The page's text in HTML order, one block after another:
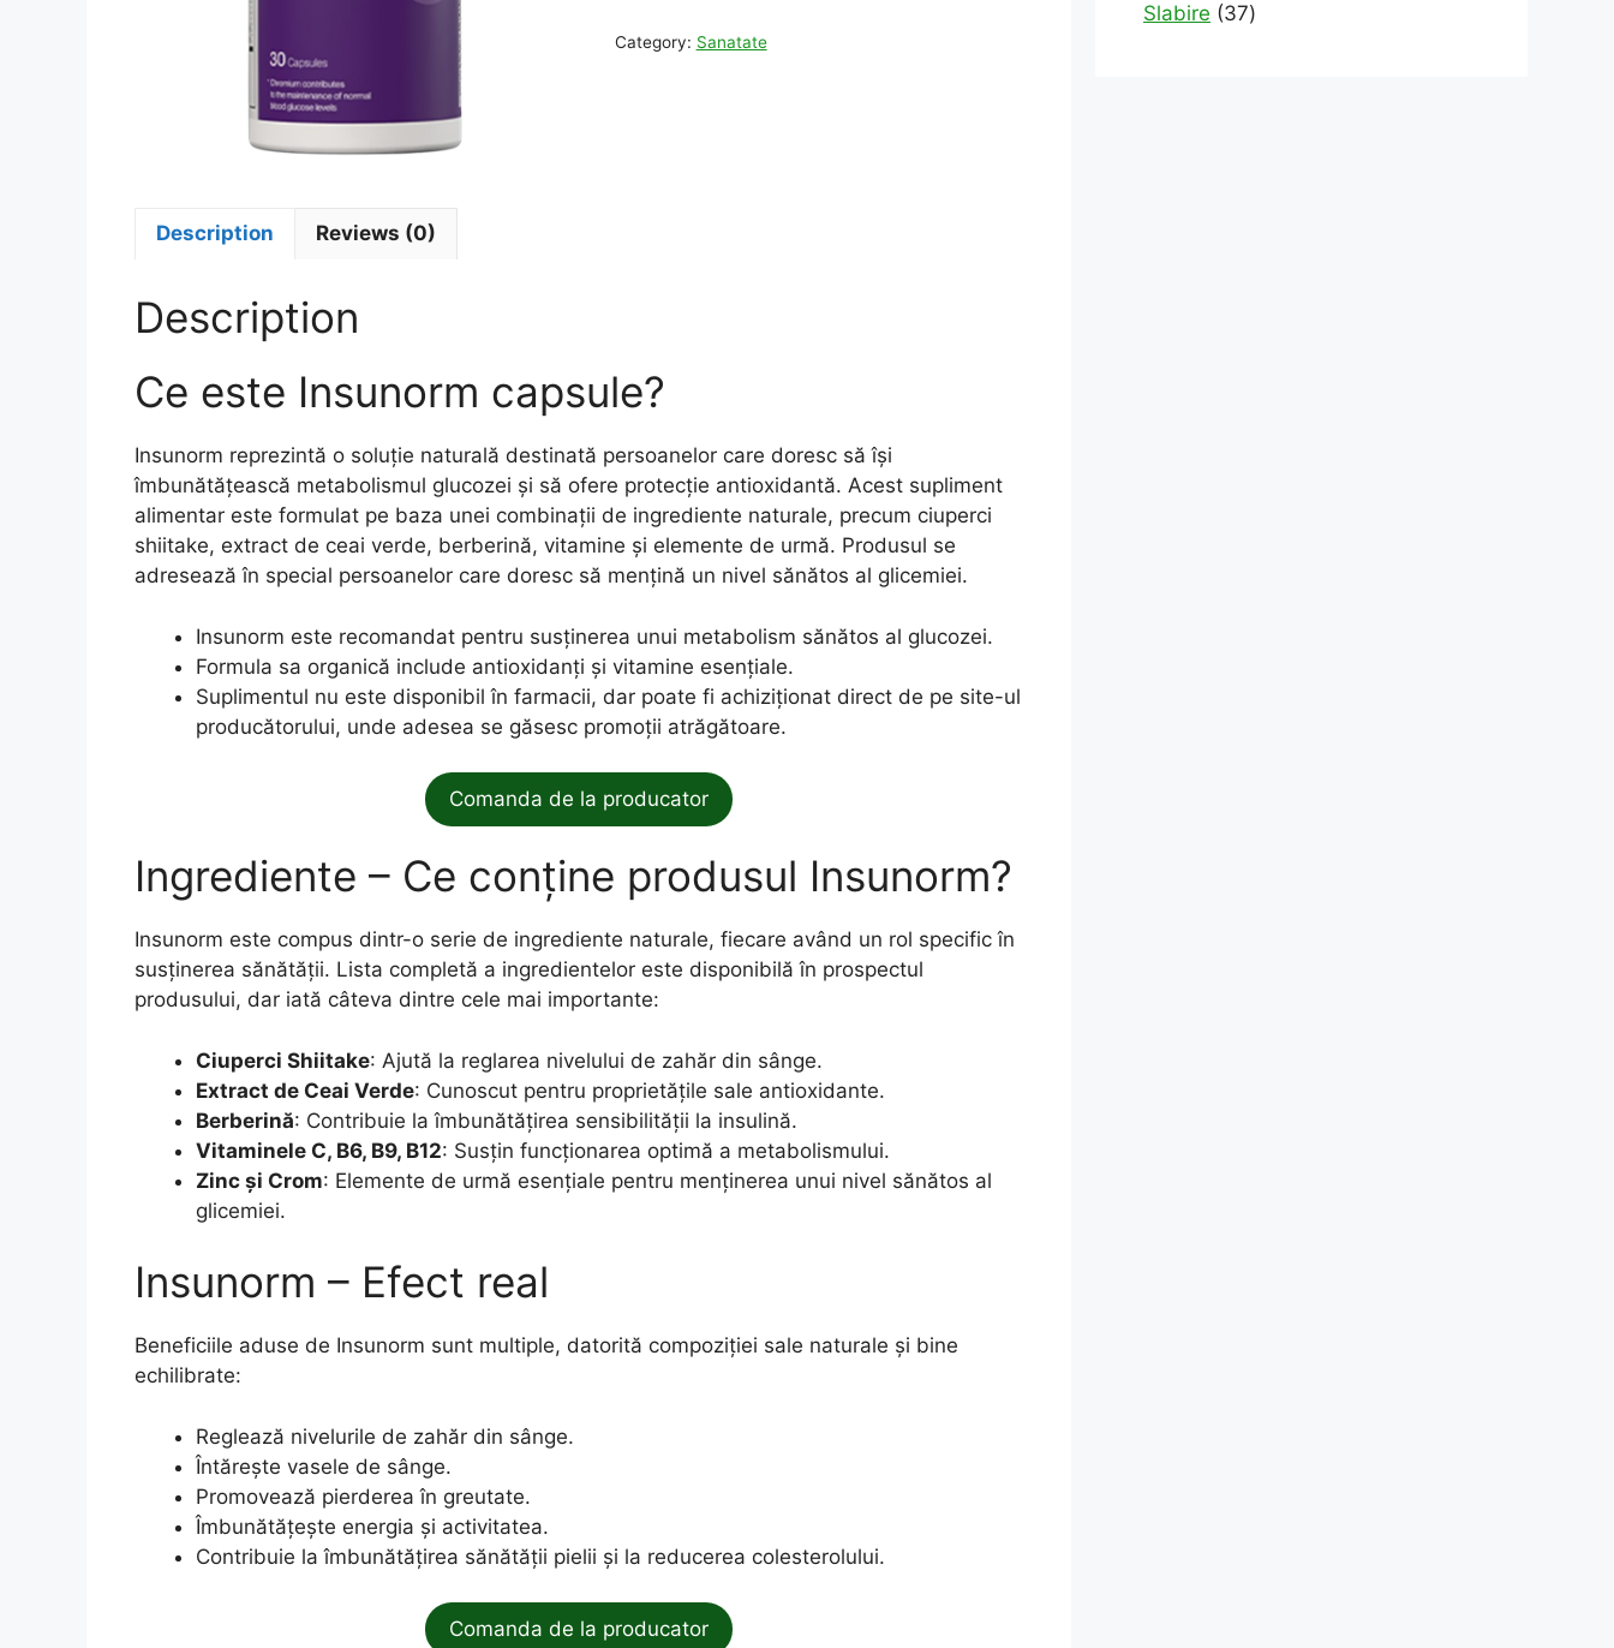
Category: Sanatate
Description Reviews (0)
Description
Ce este Insunorm capsule?
Insunorm reprezintă o soluție naturală destinată persoanelor care doresc să își
îmbunătățească metabolismul glucozei și să ofere protecție antioxidantă. Acest supliment
alimentar este formulat pe baza unei combinații de ingrediente naturale, precum ciuperci
shiitake, extract de ceai verde, berberină, vitamine și elemente de urmă. Produsul se
adresează în special persoanelor care doresc să mențină un nivel sănătos al glicemiei.
Insunorm este recomandat pentru susținerea unui metabolism sănătos al glucozei.
Formula sa organică include antioxidanți și vitamine esențiale.
Suplimentul nu este disponibil în farmacii, dar poate fi achiziționat direct de pe site-ul
producătorului, unde adesea se găsesc promoții atrăgătoare.
Comanda de la producator
Ingrediente – Ce conține produsul Insunorm?
Insunorm este compus dintr-o serie de ingrediente naturale, fiecare având un rol specific în
susținerea sănătății. Lista completă a ingredientelor este disponibilă în prospectul
produsului, dar iată câteva dintre cele mai importante:
Ciuperci Shiitake: Ajută la reglarea nivelului de zahăr din sânge.
Extract de Ceai Verde: Cunoscut pentru proprietățile sale antioxidante.
Berberină: Contribuie la îmbunătățirea sensibilității la insulină.
Vitaminele C, B6, B9, B12: Susțin funcționarea optimă a metabolismului.
Zinc și Crom: Elemente de urmă esențiale pentru menținerea unui nivel sănătos al
glicemiei.
Insunorm – Efect real
Beneficiile aduse de Insunorm sunt multiple, datorită compoziției sale naturale și bine
echilibrate:
Reglează nivelurile de zahăr din sânge.
Întărește vasele de sânge.
Promovează pierderea în greutate.
Îmbunătățește energia și activitatea.
Contribuie la îmbunătățirea sănătății pielii și la reducerea colesterolului.
Comanda de la producator
Slabire 3737